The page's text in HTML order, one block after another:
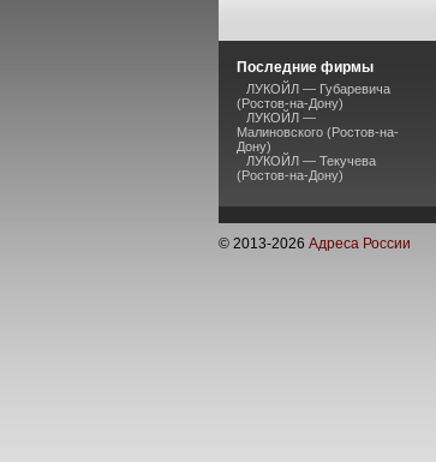
Последние фирмы
ЛУКОЙЛ — Губаревича
(Ростов-на-Дону)
ЛУКОЙЛ —
Малиновского (Ростов-на-
Дону)
ЛУКОЙЛ — Текучева
(Ростов-на-Дону)
© 2013-2026 Адреса России